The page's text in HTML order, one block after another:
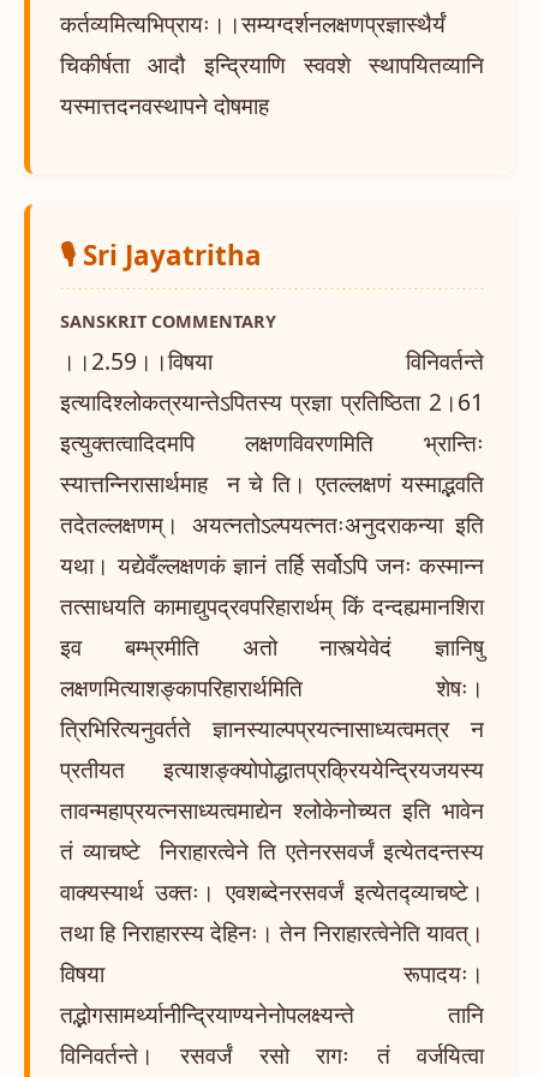
कर्तव्यमित्यभिप्रायः।।सम्यग्दर्शनलक्षणप्रज्ञास्थैर्यं
चिकीर्षता आदौ इन्द्रियाणि स्ववशे स्थापयितव्यानि
यस्मात्तदनवस्थापने दोषमाह
🎙️ Sri Jayatritha
SANSKRIT COMMENTARY
।।2.59।।विषया विनिवर्तन्ते
इत्यादिश्लोकत्रयान्तेऽपितस्य प्रज्ञा प्रतिष्ठिता 2।61
इत्युक्तत्वादिदमपि लक्षणविवरणमिति भ्रान्तिः
स्यात्तन्निरासार्थमाह न चे ति। एतल्लक्षणं यस्माद्भवति
तदेतल्लक्षणम्। अयत्नतोऽल्पयत्नतःअनुदराकन्या इति
यथा। यद्येवँल्लक्षणकं ज्ञानं तर्हि सर्वोऽपि जनः कस्मान्न
तत्साधयति कामाद्युपद्रवपरिहारार्थम् किं दन्दह्यमानशिरा
इव बम्भ्रमीति अतो नास्त्येवेदं ज्ञानिषु
लक्षणमित्याशङ्कापरिहारार्थमिति शेषः।
त्रिभिरित्यनुवर्तते ज्ञानस्याल्पप्रयत्नासाध्यत्वमत्र न
प्रतीयत इत्याशङ्क्योपोद्धातप्रक्रिययेन्द्रियजयस्य
तावन्महाप्रयत्नसाध्यत्वमाद्येन श्लोकेनोच्यत इति भावेन
तं व्याचष्टे निराहारत्वेने ति एतेनरसवर्जं इत्येतदन्तस्य
वाक्यस्यार्थ उक्तः। एवशब्देनरसवर्जं इत्येतद्व्याचष्टे।
तथा हि निराहारस्य देहिनः। तेन निराहारत्वेनेति यावत्।
विषया रूपादयः।
तद्भोगसामर्थ्यानीन्द्रियाण्यनेनोपलक्ष्यन्ते तानि
विनिवर्तन्ते। रसवर्जं रसो रागः तं वर्जयित्वा